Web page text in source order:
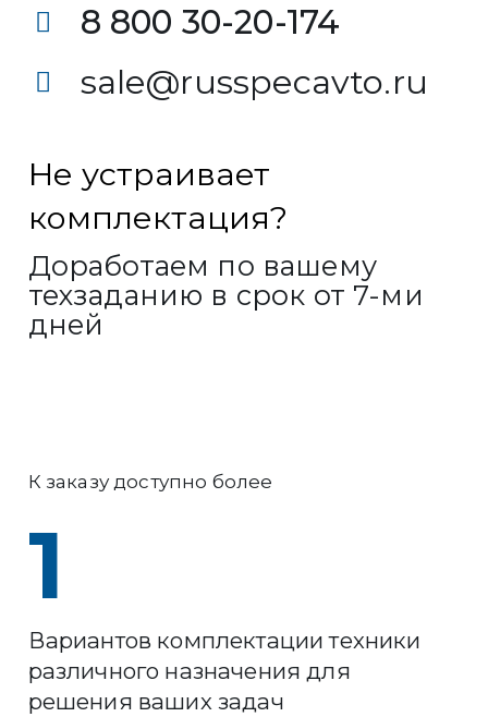
8 800 30-20-174
sale@russpecavto.ru
Не устраивает
комплектация?
Доработаем по вашему
техзаданию в срок от 7-ми
дней
К заказу доступно более
1
Вариантов комплектации техники
различного назначения для
решения ваших задач